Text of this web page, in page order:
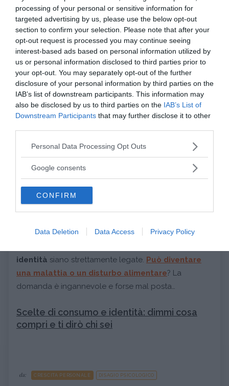
processing of your personal or sensitive information for
targeted advertising by us, please use the below opt-out
section to confirm your selection. Please note that after your
opt-out request is processed you may continue seeing
interest-based ads based on personal information utilized by
us or personal information disclosed to third parties prior to
your opt-out. You may separately opt-out of the further
disclosure of your personal information by third parties on the
IAB’s list of downstream participants. This information may
also be disclosed by us to third parties on the IAB’s List of
Downstream Participants that may further disclose it to other
Please note that this website/app uses one or more Google
not limited to your visit or usage behaviour. You may click to
use your data for below specified purposes in below Google
consent section.
Personal Data Processing Opt Outs
Google consents
CONFIRM
Data Deletion Data Access Privacy Policy
rural and urban Mexico,Appetite, 81, 2014, pp. 37-43).
Continua a leggere dopo la pubblicità
Questione di moda, ideologia o spiritualità?
Mangiare bio è insomma uno dei modi per darci
convincerci di star introducendo qualcosa di buono
nel nostro corpo o portare avanti una lotta contro gli
sfruttamenti della meccanizzazione industriale e la
macellazione animale.
Che si tratti di precise
spiritualiosemplici mode
che occupiamo nel mondo, mangiare bio è
identità siano strettamente legate. Può diventare
una malattia o un disturbo alimentare? La
domanda è ingannevole e forse mal posta…
Scelte di consumo e identità: dimmi cosa
compri e ti dirò chi sei
da: CRESCITA PERSONALE DISAGIO PSICOLOGICO